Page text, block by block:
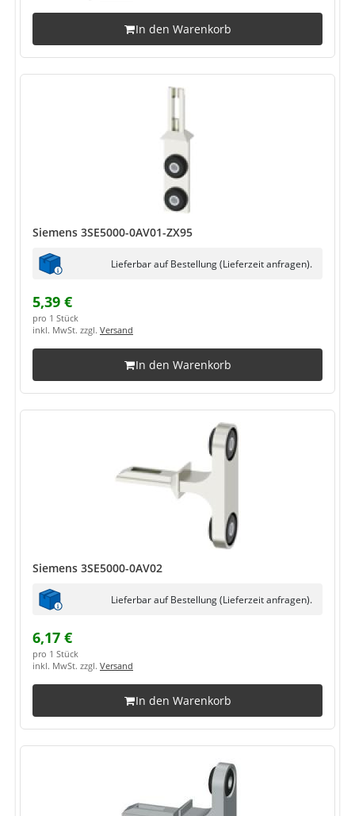
In den Warenkorb
Siemens 3SE5000-0AV01-ZX95
Lieferbar auf Bestellung (Lieferzeit anfragen).
5,39 €
pro 1 Stück
inkl. MwSt. zzgl. Versand
In den Warenkorb
Siemens 3SE5000-0AV02
Lieferbar auf Bestellung (Lieferzeit anfragen).
6,17 €
pro 1 Stück
inkl. MwSt. zzgl. Versand
In den Warenkorb